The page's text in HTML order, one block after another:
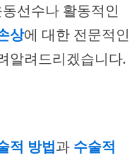
선수나 활동적인
상에 대한 전문적인
알려드리겠습니다.
적 방법과 수술적